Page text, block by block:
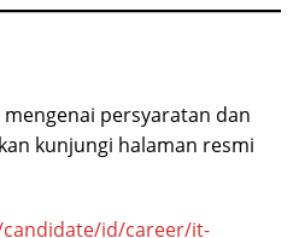
persyaratan dan
kunjungi halaman resmi
id/career/it-